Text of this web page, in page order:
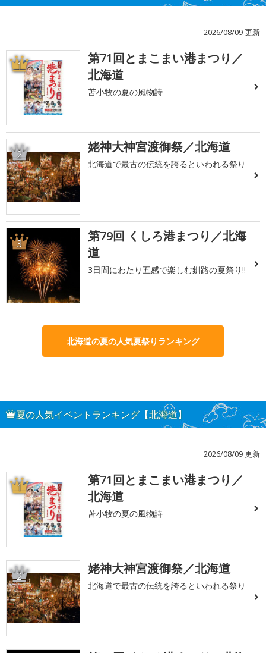
2026/08/09 更新
1
第71回とまこまい港まつり／
北海道
苫小牧の夏の風物詩
2 姥神大神宮渡御祭／北海道
北海道で最古の伝統を誇るといわれる祭り
3
第79回 くしろ港まつり／北海
道
3日間にわたり五感で楽しむ釧路の夏祭り!!
北海道の夏の人気夏祭りランキング
夏の人気イベントランキング【北海道】
2026/08/09 更新
1
第71回とまこまい港まつり／
北海道
苫小牧の夏の風物詩
2 姥神大神宮渡御祭／北海道
北海道で最古の伝統を誇るといわれる祭り